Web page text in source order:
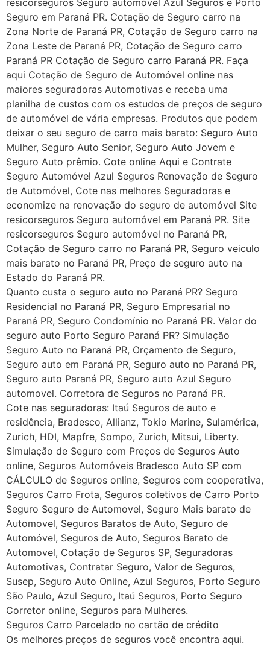
resicorseguros Seguro automóvel Azul Seguros e Porto
Seguro em Paraná PR. Cotação de Seguro carro na
Zona Norte de Paraná PR, Cotação de Seguro carro na
Zona Leste de Paraná PR, Cotação de Seguro carro
Paraná PR Cotação de Seguro carro Paraná PR. Faça
aqui Cotação de Seguro de Automóvel online nas
maiores seguradoras Automotivas e receba uma
planilha de custos com os estudos de preços de seguro
de automóvel de vária empresas. Produtos que podem
deixar o seu seguro de carro mais barato: Seguro Auto
Mulher, Seguro Auto Senior, Seguro Auto Jovem e
Seguro Auto prêmio. Cote online Aqui e Contrate
Seguro Automóvel Azul Seguros Renovação de Seguro
de Automóvel, Cote nas melhores Seguradoras e
economize na renovação do seguro de automóvel Site
resicorseguros Seguro automóvel em Paraná PR. Site
resicorseguros Seguro automóvel no Paraná PR,
Cotação de Seguro carro no Paraná PR, Seguro veiculo
mais barato no Paraná PR, Preço de seguro auto na
Estado do Paraná PR.
Quanto custa o seguro auto no Paraná PR? Seguro
Residencial no Paraná PR, Seguro Empresarial no
Paraná PR, Seguro Condomínio no Paraná PR. Valor do
seguro auto Porto Seguro Paraná PR? Simulação
Seguro Auto no Paraná PR, Orçamento de Seguro,
Seguro auto em Paraná PR, Seguro auto no Paraná PR,
Seguro auto Paraná PR, Seguro auto Azul Seguro
automovel. Corretora de Seguros no Paraná PR.
Cote nas seguradoras: Itaú Seguros de auto e
residência, Bradesco, Allianz, Tokio Marine, Sulamérica,
Zurich, HDI, Mapfre, Sompo, Zurich, Mitsui, Liberty.
Simulação de Seguro com Preços de Seguros Auto
online, Seguros Automóveis Bradesco Auto SP com
CÁLCULO de Seguros online, Seguros com cooperativa,
Seguros Carro Frota, Seguros coletivos de Carro Porto
Seguro Seguro de Automovel, Seguro Mais barato de
Automovel, Seguros Baratos de Auto, Seguro de
Automóvel, Seguros de Auto, Seguros Barato de
Automovel, Cotação de Seguros SP, Seguradoras
Automotivas, Contratar Seguro, Valor de Seguros,
Susep, Seguro Auto Online, Azul Seguros, Porto Seguro
São Paulo, Azul Seguro, Itaú Seguros, Porto Seguro
Corretor online, Seguros para Mulheres.
Seguros Carro Parcelado no cartão de crédito
Os melhores preços de seguros você encontra aqui.